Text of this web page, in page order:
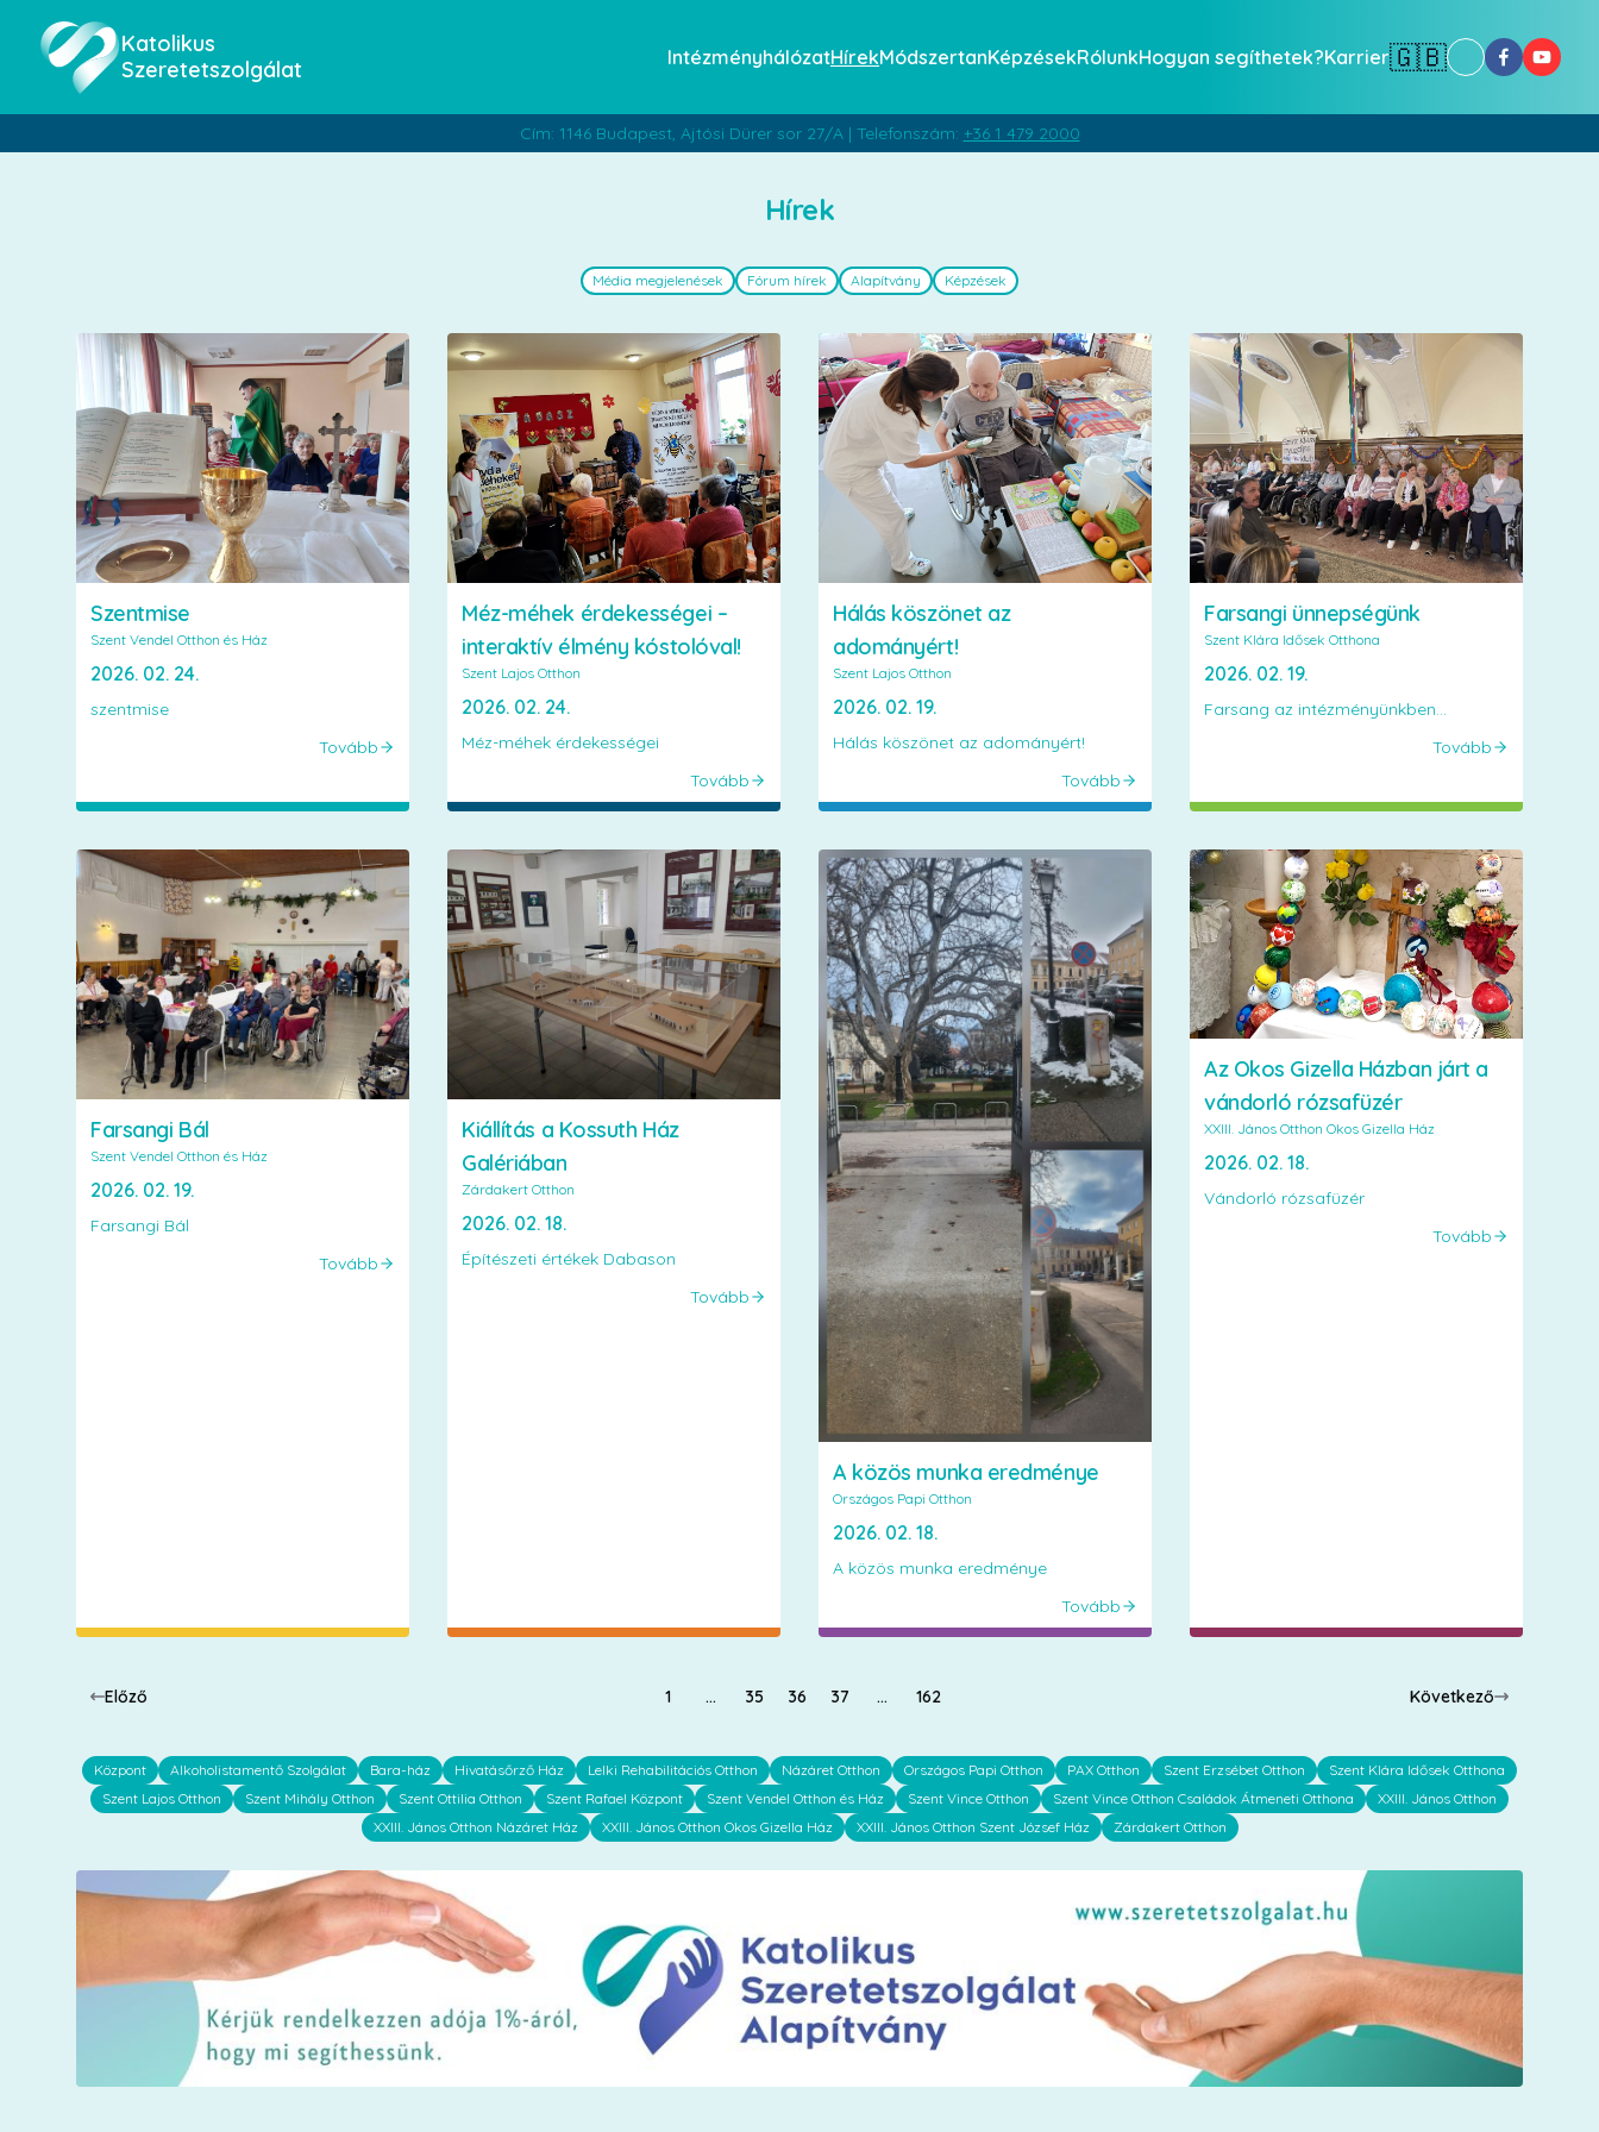
Katolikus
Szeretetszolgálat
IntézményhálózatHírekMódszertanKépzésekRólunkHogyan segíthetek?Karrier🇬🇧
Cím: 1146 Budapest, Ajtósi Dürer sor 27/A | Telefonszám: +36 1 479 2000
Hírek
Média megjelenések Fórum hírek Alapítvány Képzések
Szentmise
Szent Vendel Otthon és Ház
2026. 02. 24.
szentmise
Tovább
Méz-méhek érdekességei –
interaktív élmény kóstolóval!
Szent Lajos Otthon
2026. 02. 24.
Méz-méhek érdekességei
Tovább
Hálás köszönet az
adományért!
Szent Lajos Otthon
2026. 02. 19.
Hálás köszönet az adományért!
Tovább
Farsangi ünnepségünk
Szent Klára Idősek Otthona
2026. 02. 19.
Farsang az intézményünkben...
Tovább
Farsangi Bál
Szent Vendel Otthon és Ház
2026. 02. 19.
Farsangi Bál
Tovább
Kiállítás a Kossuth Ház
Galériában
Zárdakert Otthon
2026. 02. 18.
Építészeti értékek Dabason
Tovább
A közös munka eredménye
Országos Papi Otthon
2026. 02. 18.
A közös munka eredménye
Tovább
Az Okos Gizella Házban járt a
vándorló rózsafüzér
XXIII. János Otthon Okos Gizella Ház
2026. 02. 18.
Vándorló rózsafüzér
Tovább
Előző 1 … 35 36 37 … 162 Következő
Központ Alkoholistamentő Szolgálat Bara-ház Hivatásőrző Ház Lelki Rehabilitációs Otthon Názáret Otthon Országos Papi Otthon PAX Otthon Szent Erzsébet Otthon
Szent Klára Idősek Otthona
Szent Lajos Otthon
Szent Mihály Otthon Szent Ottilia Otthon Szent Rafael Központ Szent Vendel Otthon és Ház Szent Vince Otthon Szent Vince Otthon Családok Átmeneti Otthona
XXIII. János Otthon
XXIII. János Otthon Názáret Ház
XXIII. János Otthon Okos Gizella Ház XXIII. János Otthon Szent József Ház Zárdakert Otthon